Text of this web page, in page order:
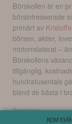
Börskollen är en
börsintresserade
primärt av
börsen, aktier,
motorrelaterat –
Börskollens
tillgänglig,
hundratusentals
bland de bästa i
Disclaimer
Börskollen Sverige AB
KOM